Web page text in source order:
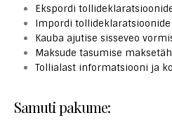
Ekspordi
Impordi
Kauba ajutise sisseveo
Maksude tasumise
Tollialast informatsiooni ja
Samuti pakume: